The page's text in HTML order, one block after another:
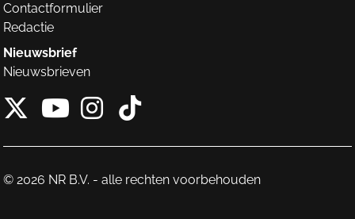
Contactformulier
Redactie
Nieuwsbrief
Nieuwsbrieven
X van NieuwRechts
Instagram van
Tiktok van
© 2026 NR B.V. - alle rechten voorbehouden